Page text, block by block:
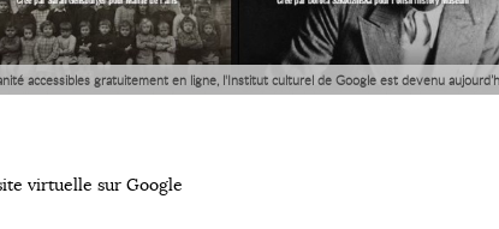
accessibles gratuitement en ligne, l'Institut culturel de Google est devenu
virtuelle sur Google